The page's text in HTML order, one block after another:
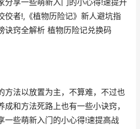
分享一些萌新入门的小心得!速提升
佼者!,《植物历险记》新人避坑指
诀窍全解析 植物历险记兑换码
法以放置为主，不算难，不过也
成和方法死路上也有一些小诀窍，
一些萌新入门的小心得!速提高战